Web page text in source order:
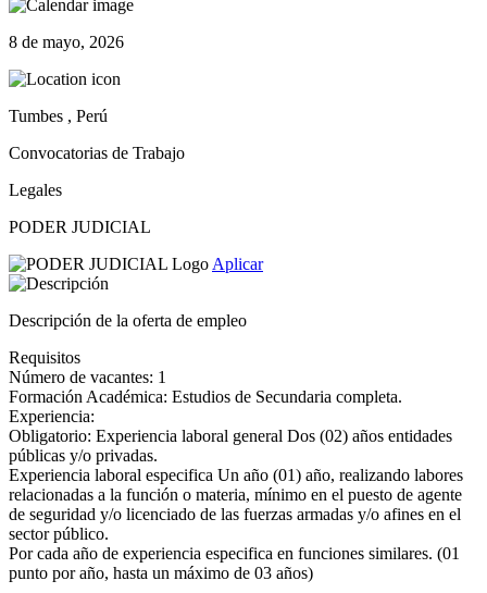
8 de mayo, 2026
Tumbes , Perú
Convocatorias de Trabajo
Legales
PODER JUDICIAL
Aplicar
Descripción de la oferta de empleo
Requisitos
Número de vacantes: 1
Formación Académica: Estudios de Secundaria completa.
Experiencia:
Obligatorio: Experiencia laboral general Dos (02) años entidades
públicas y/o privadas.
Experiencia laboral especifica Un año (01) año, realizando labores
relacionadas a la función o materia, mínimo en el puesto de agente
de seguridad y/o licenciado de las fuerzas armadas y/o afines en el
sector público.
Por cada año de experiencia especifica en funciones similares. (01
punto por año, hasta un máximo de 03 años)